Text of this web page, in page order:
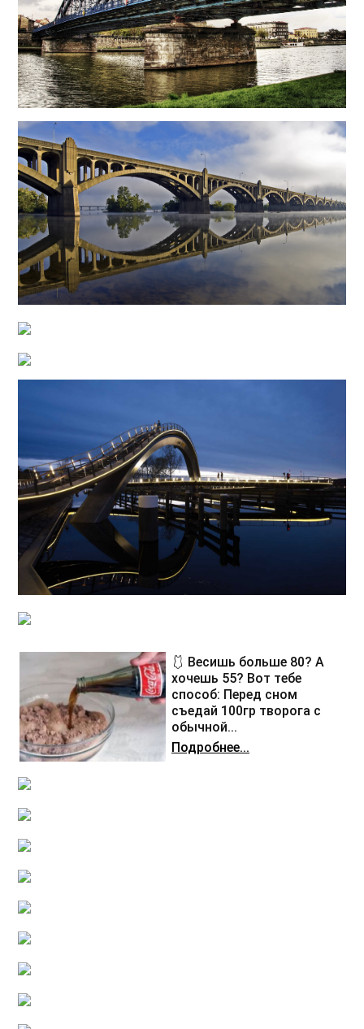
🩱 Весишь больше 80? А
хочешь 55? Вот тебе
способ: Перед сном
съедай 100гр творога с
обычной...
Подробнее...